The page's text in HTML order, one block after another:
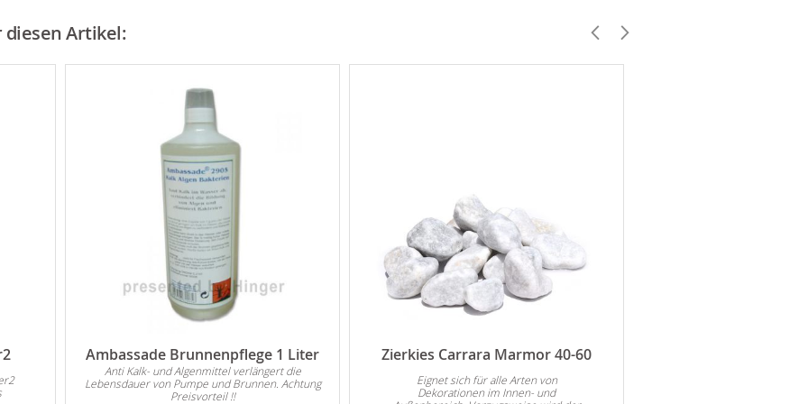
diesen Artikel:
Ambassade Brunnenpflege 1 Liter
Anti Kalk- und Algenmittel verlängert die
Lebensdauer von Pumpe und Brunnen. Achtung
Preisvorteil !!
Zierkies Carrara Marmor 40-60
Eignet sich für alle Arten von
Dekorationen im Innen- und